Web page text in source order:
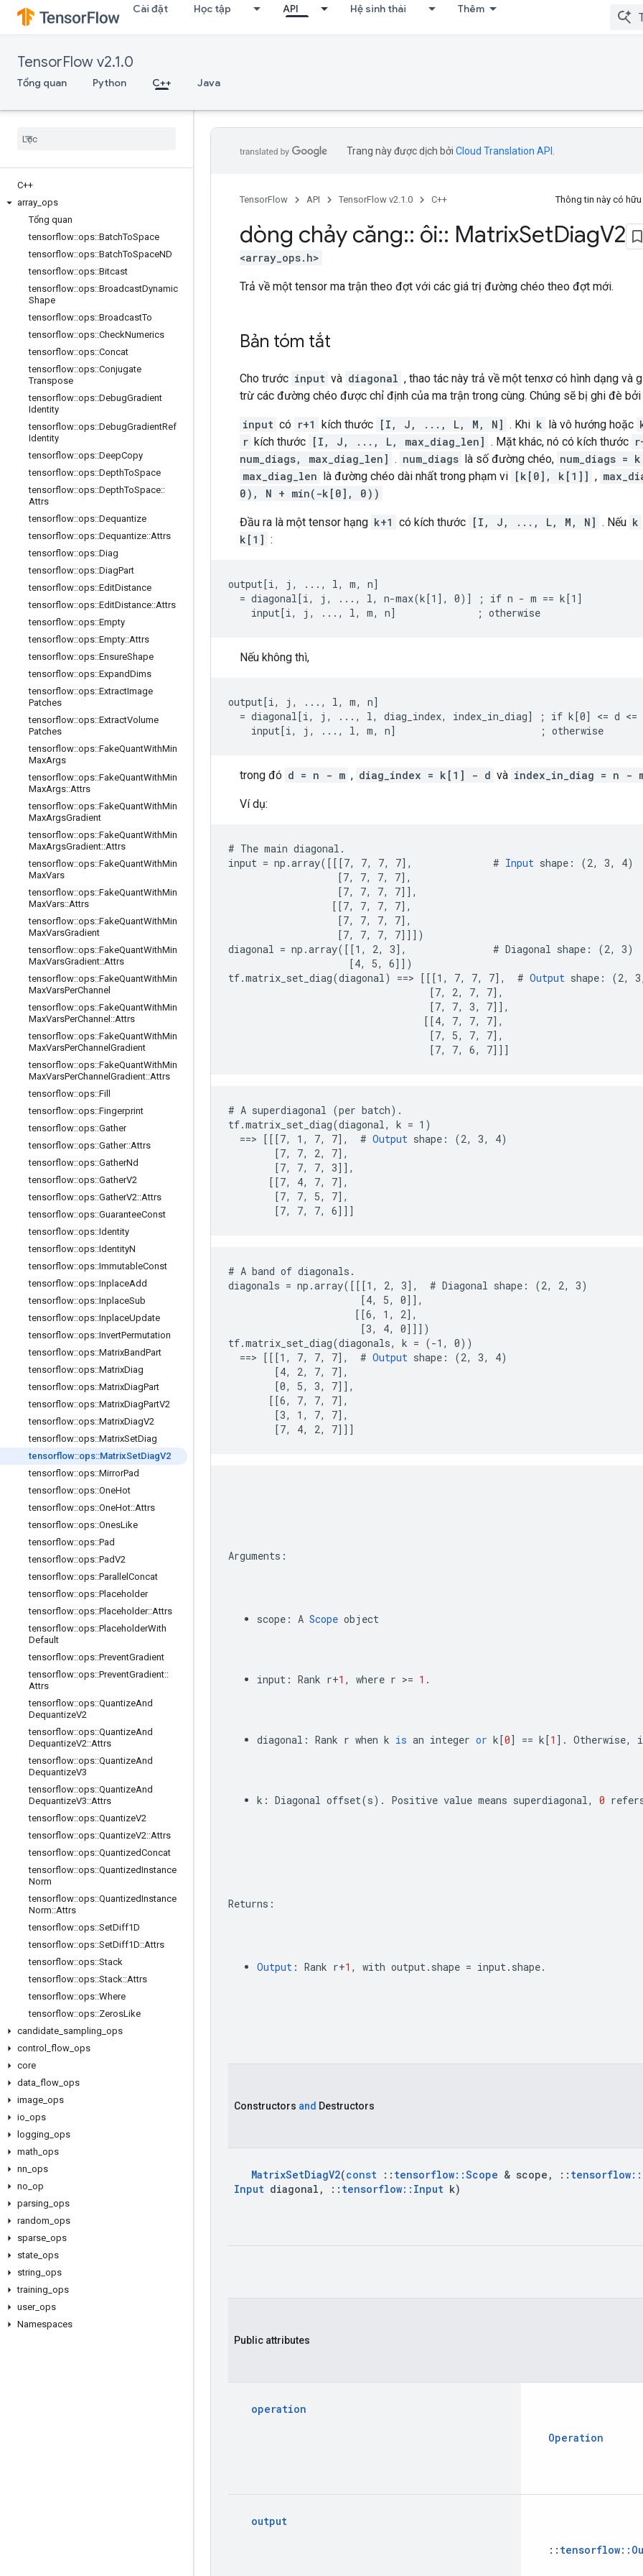
Cài đặt Học tập API Hệ sinh thái Thêm
TensorFlow v2.1.0
Tổng quan Python C++ Java
C++
array ops
Tổng quan
tensorflow::ops::BatchToSpace
tensorflow::ops::BatchToSpaceND
tensorflow::ops::Bitcast
tensorflow::ops::BroadcastDynamic
Shape
tensorflow::ops::BroadcastTo
tensorflow::ops::CheckNumerics
tensorflow::ops::Concat
tensorflow::ops::Conjugate
Transpose
tensorflow::ops::DebugGradient
Identity
tensorflow::ops::DebugGradientRef
Identity
tensorflow::ops::DeepCopy
tensorflow::ops::DepthToSpace
tensorflow::ops::DepthToSpace::
Attrs
tensorflow::ops::Dequantize
tensorflow::ops::Dequantize::Attrs
tensorflow::ops::Diag
tensorflow::ops::DiagPart
tensorflow::ops::EditDistance
tensorflow::ops::EditDistance::Attrs
tensorflow::ops::Empty
tensorflow::ops::Empty::Attrs
tensorflow::ops::EnsureShape
tensorflow::ops::ExpandDims
tensorflow::ops::ExtractImage
Patches
tensorflow::ops::ExtractVolume
Patches
tensorflow::ops::FakeQuantWithMin
MaxArgs
tensorflow::ops::FakeQuantWithMin
MaxArgs::Attrs
tensorflow::ops::FakeQuantWithMin
MaxArgsGradient
tensorflow::ops::FakeQuantWithMin
MaxArgsGradient::Attrs
tensorflow::ops::FakeQuantWithMin
MaxVars
tensorflow::ops::FakeQuantWithMin
MaxVars::Attrs
tensorflow::ops::FakeQuantWithMin
MaxVarsGradient
tensorflow::ops::FakeQuantWithMin
MaxVarsGradient::Attrs
tensorflow::ops::FakeQuantWithMin
MaxVarsPerChannel
tensorflow::ops::FakeQuantWithMin
MaxVarsPerChannel ::Attrs
tensorflow::ops::FakeQuantWithMin
MaxVarsPerChannel Gradient
tensorflow::ops::FakeQuantWithMin
MaxVarsPerChannel Gradient::Attrs
tensorflow::ops::Fill
tensorflow::ops::Fingerprint
tensorflow::ops::Gather
tensorflow::ops::Gather::Attrs
tensorflow::ops::GatherNd
tensorflow::ops::GatherV2
tensorflow::ops::GatherV2::Attrs
tensorflow::ops::GuaranteeConst
tensorflow::ops::Identity
tensorflow::ops::IdentityN
tensorflow::ops::ImmutableConst
tensorflow::ops::InplaceAdd
tensorflow::ops::InplaceSub
tensorflow::ops::InplaceUpdate
tensorflow::ops::InvertPermutation
tensorflow::ops::MatrixBandPart
tensorflow::ops::MatrixDiag
tensorflow::ops::MatrixDiagPart
tensorflow::ops::MatrixDiagPartV2
tensorflow::ops::MatrixDiagV2
tensorflow::ops::MatrixSetDiag
tensorflow::ops::MatrixSetDiagV2
tensorflow::ops::MirrorPad
tensorflow::ops::OneHot
tensorflow::ops::OneHot::Attrs
tensorflow::ops::OnesLike
tensorflow::ops::Pad
tensorflow::ops::PadV2
tensorflow::ops::Parallel Concat
tensorflow::ops::Placeholder
tensorflow::ops::Placeholder::Attrs
tensorflow::ops::PlaceholderWith
Default
tensorflow::ops::PreventGradient
tensorflow::ops::PreventGradient::
Attrs
tensorflow::ops::QuantizeAnd
DequantizeV2
tensorflow::ops::QuantizeAnd
DequantizeV2::Attrs
tensorflow::ops::QuantizeAnd
DequantizeV3
tensorflow::ops::QuantizeAnd
DequantizeV3::Attrs
tensorflow::ops::QuantizeV2
tensorflow::ops::QuantizeV2::Attrs
tensorflow::ops::QuantizedConcat
tensorflow::ops::QuantizedInstance
Norm
tensorflow::ops::QuantizedInstance
Norm::Attrs
tensorflow::ops::SetDiff1D
tensorflow::ops::SetDiff1D::Attrs
tensorflow::ops::Stack
tensorflow::ops::Stack::Attrs
tensorflow::ops::Where
tensorflow::ops::ZerosLike
candidate sampling ops
control
flow ops
core
data flow ops
image ops
io ops
logging ops
math ops
nn ops
no op
parsing ops
random ops
sparse ops
state ops
string ops
training ops
user_ ops
Namespaces
Trang này được dịch bởi Cloud Translation API
TensorFlow API TensorFlow v2.1.0 C++ Thông tin này có
dòng chảy căng:: ôi:: MatrixSetDiagV2
<array_ops.h>
Trả về một tensor ma trận theo đợt với các giá trị đường chéo theo đợt mới.
Bản tóm tắt
Cho trước input và diagonal , thao tác này trả về một tenxơ có hình dạng và
trừ các đường chéo được chỉ định của ma trận trong cùng. Chúng sẽ bị ghi đè
input có r+1 kích thước [I, J, ..., L, M, N] . Khi k là vô hướng hoặc
r kích thước [I, J, ..., L, max_diag_len] . Mặt khác, nó có kích thước
num_diags, max_diag_len] . num_diags là số đường chéo, num_diags
max_diag_len là đường chéo dài nhất trong phạm vi [k[0], k[1]] ,
0), N + min(-k[0], 0))
Đầu ra là một tensor hạng k+1 có kích thước [I, J, ..., L, M, N] . Nếu k
k[1] :
output[i, j, ..., l, m, n]
  = diagonal[i, j, ..., l, n-max(k[1], 0)] ; if n - m == k[1]
    input[i, j, ..., l, m, n]              ; otherwise
Nếu không thì,
output[i, j, ..., l, m, n]
= diagonal[i, j, ..., l, diag_index, index_in_diag] ; if k[0] <= d <=
    input[i, j, ..., l, m, n]                         ; otherwise
trong đó d = n - m , diag_index = k[1] - d và index_in_diag = n -
Ví dụ:
# The main diagonal.
input = np.array([[[7, 7, 7, 7],              # Input shape: (2, 3, 4)
                   [7, 7, 7, 7],
                   [7, 7, 7, 7]],
                  [[7, 7, 7, 7],
                   [7, 7, 7, 7],
                   [7, 7, 7, 7]]])
diagonal = np.array([[1, 2, 3],               # Diagonal shape: (2, 3)
                     [4, 5, 6]])
tf.matrix_set_diag(diagonal) ==> [[[1, 7, 7, 7],  # Output shape: (2,
                                   [7, 2, 7, 7],
                                   [7, 7, 3, 7]],
                                  [[4, 7, 7, 7],
                                   [7, 5, 7, 7],
                                   [7, 7, 6, 7]]]
# A superdiagonal (per batch).
tf.matrix_set_diag(diagonal, k = 1)
  ==> [[[7, 1, 7, 7],  #
Output shape: (2, 3, 4)
        [7, 7, 2, 7],
        [7, 7, 7, 3]],
       [[7, 4, 7, 7],
        [7, 7, 5, 7],
        [7, 7, 7, 6]]]
# A band of diagonals.
diagonals = np.array([[[1, 2, 3],  # Diagonal shape: (2, 2, 3)
                       [4, 5, 0]],
                      [[6, 1, 2],
                       [3, 4, 0]]])
tf.matrix_set_diag(diagonals, k = (-1, 0))
  ==> [[[1, 7, 7, 7],  #
Output shape: (2, 3, 4)
        [4, 2, 7, 7],
        [0, 5, 3, 7]],
       [[6, 7, 7, 7],
        [3, 1, 7, 7],
        [7, 4, 2, 7]]]
Arguments :
scope : A Scope object
input : Rank r+1 , where r >= 1 .
diagonal : Rank r when k is an integer or k[0] == k[1 ] . Otherwise,
k : Diagonal offset(s) . Positive value means superdiagonal, 0
Returns :
Output : Rank r+1 , with output. shape = input. shape.
Constructors and Destructors
MatrixSetDiagV2(const :: tensorflow::Scope & scope , :: tensorflow::
Input diagonal , :: tensorflow:: Input k)
Public attributes
operation
Operation
output
:: tensorflow::